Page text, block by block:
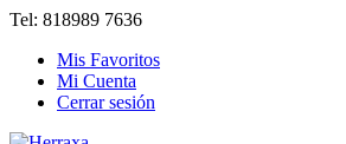
Tel: 818989 7636
Mis Favoritos
Mi Cuenta
Cerrar sesión